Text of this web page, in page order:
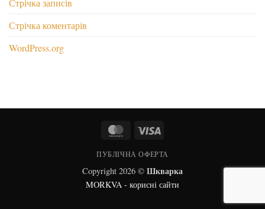
Стрічка записів
Стрічка коментарів
WordPress.org
MasterCard
ПУБЛІЧНА ОФЕРТА
Copyright 2026 © Шкварка
MORKVA - корисні сайти